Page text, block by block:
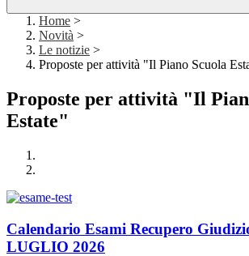
Home >
Novità >
Le notizie >
Proposte per attività "Il Piano Scuola
Proposte per attività "Il
Estate"
Calendario Esami Recupero
LUGLIO 2026